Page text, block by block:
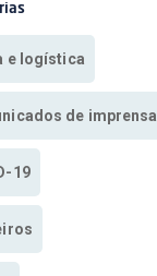
e logística
de imprensa
19